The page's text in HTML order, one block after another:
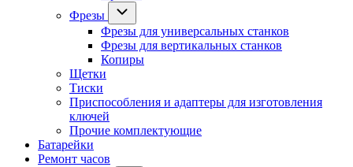
Фрезы
Фрезы для универсальных станков
Фрезы для вертикальных станков
Копиры
Щетки
Тиски
Приспособления и адаптеры для изготовления
ключей
Прочие комплектующие
Батарейки
Ремонт часов